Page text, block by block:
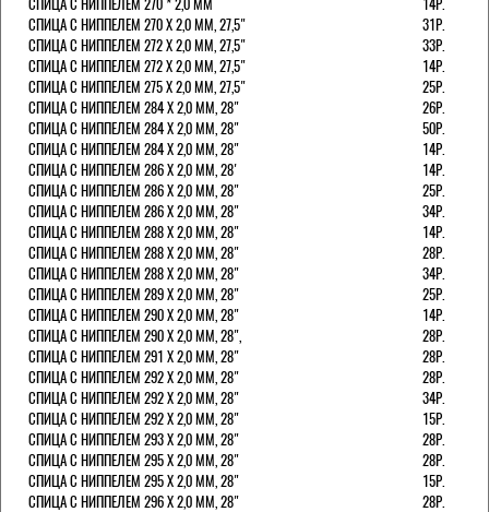
СПИЦА С НИППЕЛЕМ 270 Х 2,0 ММ, 27,5"
31Р.
СПИЦА С НИППЕЛЕМ 272 Х 2,0 ММ, 27,5"
33Р.
СПИЦА С НИППЕЛЕМ 272 Х 2,0 ММ, 27,5"
14Р.
СПИЦА С НИППЕЛЕМ 275 Х 2,0 ММ, 27,5"
25Р.
СПИЦА С НИППЕЛЕМ 284 Х 2,0 ММ, 28"
26Р.
СПИЦА С НИППЕЛЕМ 284 Х 2,0 ММ, 28"
50Р.
СПИЦА С НИППЕЛЕМ 284 Х 2,0 ММ, 28"
14Р.
СПИЦА С НИППЕЛЕМ 286 Х 2,0 ММ, 28'
14Р.
СПИЦА С НИППЕЛЕМ 286 Х 2,0 ММ, 28"
25Р.
СПИЦА С НИППЕЛЕМ 286 Х 2,0 ММ, 28"
34Р.
СПИЦА С НИППЕЛЕМ 288 Х 2,0 ММ, 28"
14Р.
СПИЦА С НИППЕЛЕМ 288 Х 2,0 ММ, 28"
28Р.
СПИЦА С НИППЕЛЕМ 288 Х 2,0 ММ, 28"
34Р.
СПИЦА С НИППЕЛЕМ 289 Х 2,0 ММ, 28"
25Р.
СПИЦА С НИППЕЛЕМ 290 Х 2,0 ММ, 28"
14Р.
СПИЦА С НИППЕЛЕМ 290 Х 2,0 ММ, 28",
28Р.
СПИЦА С НИППЕЛЕМ 291 Х 2,0 ММ, 28"
28Р.
СПИЦА С НИППЕЛЕМ 292 Х 2,0 ММ, 28"
28Р.
СПИЦА С НИППЕЛЕМ 292 Х 2,0 ММ, 28"
34Р.
СПИЦА С НИППЕЛЕМ 292 Х 2,0 ММ, 28"
15Р.
СПИЦА С НИППЕЛЕМ 293 Х 2,0 ММ, 28"
28Р.
СПИЦА С НИППЕЛЕМ 295 Х 2,0 ММ, 28"
28Р.
СПИЦА С НИППЕЛЕМ 295 Х 2,0 ММ, 28"
15Р.
СПИЦА С НИППЕЛЕМ 296 Х 2,0 ММ, 28"
28Р.